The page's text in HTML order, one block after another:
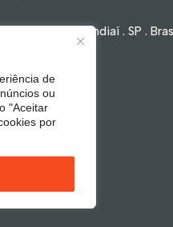
. 14º Andar | Jundiaí . SP .
de
ou
"Aceitar
por